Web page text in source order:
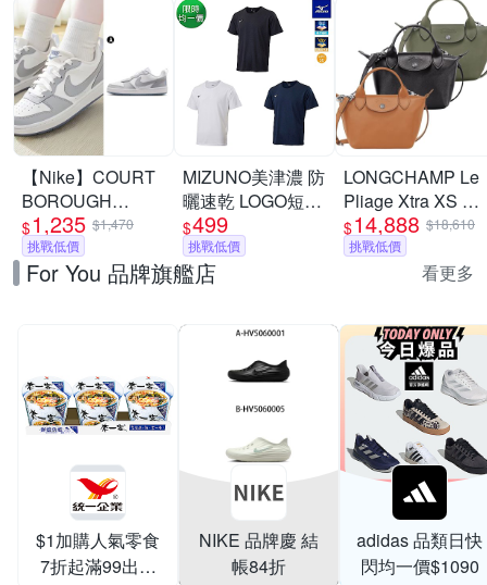
【Nike】COURT
BOROUGH
RECRAFT SE GS
休閒鞋 運動鞋 女/
大童 A-IH4519100
$1,235 $1,470
挑戰低價
MIZUNO美津濃 防
曬速乾 LOGO短袖
$499
挑戰低價
LONGCHAMP Le
Pliage Xtra XS 奔
馬烙印牛皮斜背水
餃包-多色可選
$14,888 $18,610
挑戰低價
For You 品牌旗艦店 看更多
$1加購人氣零食
7折起滿99出貨
NIKE 品牌慶 結
帳84折
adidas 品類日快
閃均一價$1090